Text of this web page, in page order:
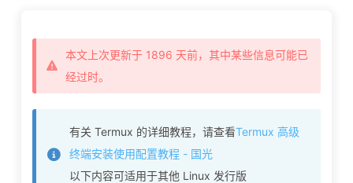
本文上次更新于 1896 天前，其中某些信息可能已
经过时。
有关 Termux 的详细教程，请查看Termux 高级
终端安装使用配置教程 - 国光
以下内容可适用于其他 Linux 发行版